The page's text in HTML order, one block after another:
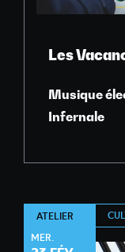
Les
Musique
Infernale
ATELIER
MER.